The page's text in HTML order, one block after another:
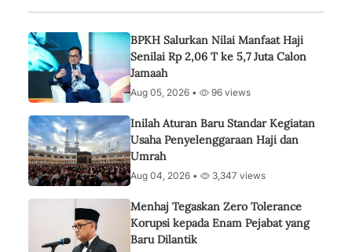
BPKH Salurkan Nilai Manfaat Haji
Senilai Rp 2,06 T ke 5,7 Juta Calon
Jamaah
Aug 05, 2026 • 96 views
Inilah Aturan Baru Standar Kegiatan
Usaha Penyelenggaraan Haji dan
Umrah
Aug 04, 2026 • 3,347 views
Menhaj Tegaskan Zero Tolerance
Korupsi kepada Enam Pejabat yang
Baru Dilantik